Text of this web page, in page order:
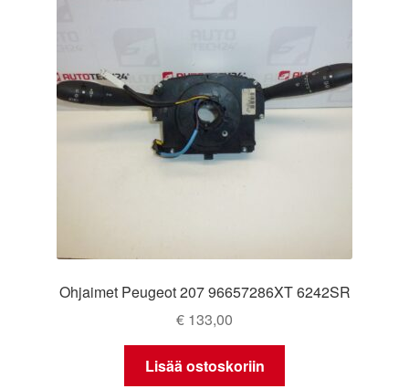
Ohjaimet Peugeot 207 96657286XT 6242SR
€ 133,00
Lisää ostoskoriin